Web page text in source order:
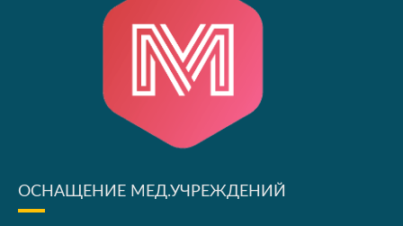
ОСНАЩЕНИЕ МЕД.УЧРЕЖДЕНИЙ